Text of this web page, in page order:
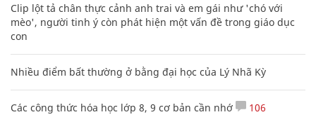
Clip lột tả chân thực cảnh anh trai và em gái như 'chó với
mèo', người tinh ý còn phát hiện một vấn đề trong giáo dục
con
Nhiều điểm bất thường ở bằng đại học của Lý Nhã Kỳ
Các công thức hóa học lớp 8, 9 cơ bản cần nhớ 106